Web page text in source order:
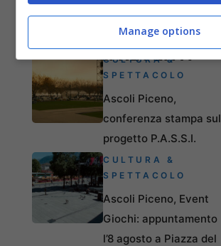
ARTICOLI RECENTI
CULTURA &
SPETTACOLO
Ascoli Piceno,
conferenza stampa sul
progetto P.A.S.S.I.
CULTURA &
SPETTACOLO
Ascoli Piceno, Event
Giochi: appuntamento
l’8 agosto a Piazza del
Manage options